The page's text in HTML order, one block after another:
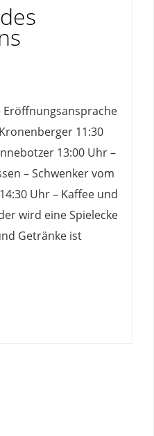
Eröffnungsansprache
11:30
13:00 Uhr –
– Schwenker vom
Uhr – Kaffee und
wird eine Spielecke
Getränke ist